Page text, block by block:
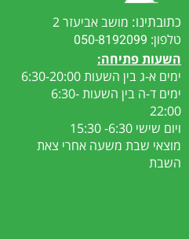
כתובתינו: מושב אביעזר 2
טלפון: 050-8192099
השעות פתיחה:
ימים א-ג בין השעות 6:30-20:00
ימים ד-ה בין השעות 6:30-
22:00
ויום שישי 6:30- 15:30
מוצאי שבת משעה אחרי צאת
השבת